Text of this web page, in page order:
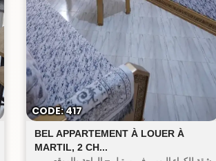
رياض صوفيا
BEL APPARTEMENT À LOUER À
MARTIL, 2 CH...
CODE: 417